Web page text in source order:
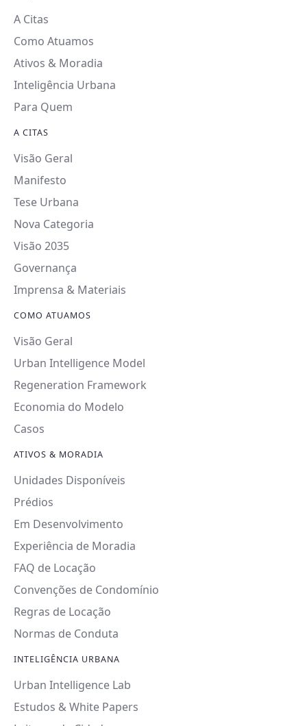
A Citas
Como Atuamos
Ativos & Moradia
Inteligência Urbana
Para Quem
A CITAS
Visão Geral
Manifesto
Tese Urbana
Nova Categoria
Visão 2035
Governança
Imprensa & Materiais
COMO ATUAMOS
Visão Geral
Urban Intelligence Model
Regeneration Framework
Economia do Modelo
Casos
ATIVOS & MORADIA
Unidades Disponíveis
Prédios
Em Desenvolvimento
Experiência de Moradia
FAQ de Locação
Convenções de Condomínio
Regras de Locação
Normas de Conduta
INTELIGÊNCIA URBANA
Urban Intelligence Lab
Estudos & White Papers